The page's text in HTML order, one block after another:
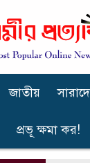
জাতীয়
প্রভূ ক্ষমা কর!